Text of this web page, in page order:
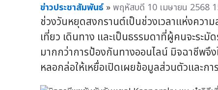
ข่าวประชาสัมพันธ์ »พฤหัสบดี 10 เมษายน 2568
ช่วงวันหยุดสงกรานต์เป็นช่วงเวลาแห่งคว
เที่ยว เดินทาง และเป็นธรรมดาที่ผู้คนจะระมั
มากกว่าการป้องกันทางออนไลน์ มิจฉาชีพจึง
หลอกล่อให้เหยื่อเปิดเผยข้อมูลส่วนตัวและกา